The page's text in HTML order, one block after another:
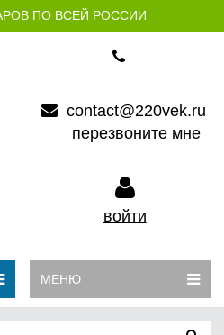
ПО ВСЕЙ РОССИИ
contact@220vek.ru
перезвоните мне
войти
МЕНЮ